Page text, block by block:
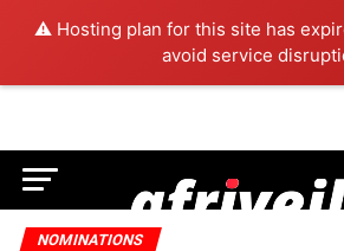
⚠️ Hosting plan for this site has
avoid service
NOMINATIONS